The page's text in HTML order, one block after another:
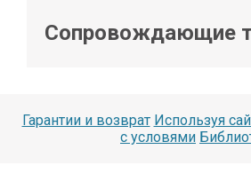
Сопровождающие
Гарантии и возврат Используя
с условями